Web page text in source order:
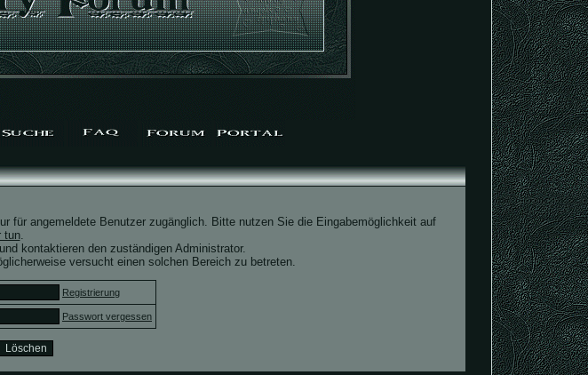
für angemeldete Benutzer zugänglich. Bitte nutzen Sie die Eingabemöglichkeit auf
tun.
kontaktieren den zuständigen Administrator.
versucht einen solchen Bereich zu betreten.
Registrierung
Passwort vergessen